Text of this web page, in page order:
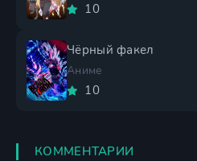
10
Чёрный факел
Аниме
10
КОММЕНТАРИИ